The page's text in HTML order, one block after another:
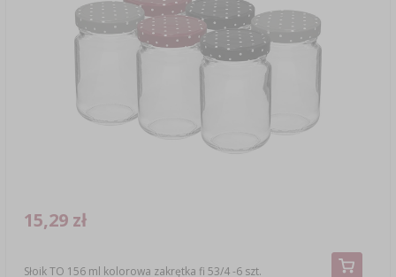
Słoik TO 156 ml kolorowa zakrętka fi 53/4 -6 szt.
15,29 zł